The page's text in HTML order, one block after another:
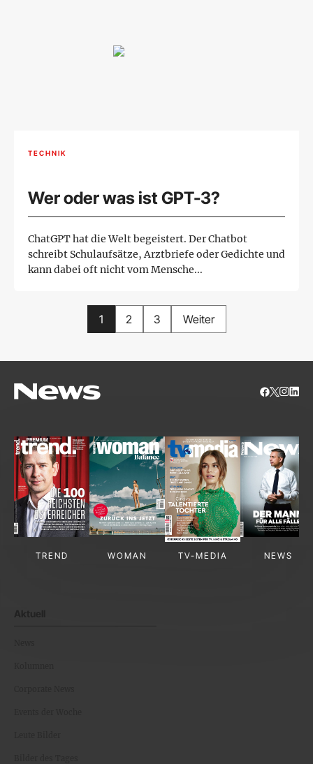
TECHNIK
Wer oder was ist GPT-3?
ChatGPT hat die Welt begeistert. Der Chatbot
schreibt Schulaufsätze, Arztbriefe oder Gedichte und
kann dabei oft nicht vom Mensche...
1 2 3 Weiter
TREND WOMAN TV-MEDIA NEWS